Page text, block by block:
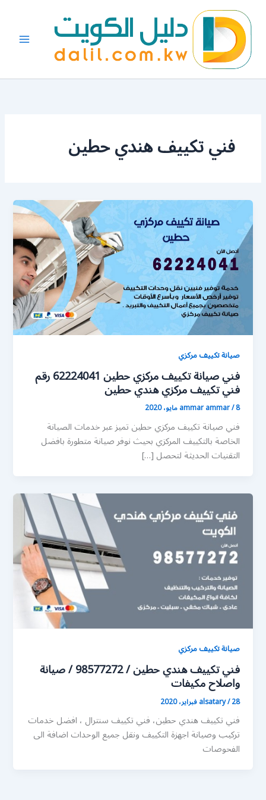
المحتوى
فني تكييف هندي حطين
صيانة تكييف مركزي
فني صيانة تكييف مركزي حطين 62224041 رقم
فني تكييف مركزي هندي حطين
ammar ammar/8 مايو، 2020
فني صيانة تكييف مركزي حطين تميز عبر خدمات الصيانة
الخاصة بالتكييف المركزي بحيث نوفر صيانة متطورة بافضل
التقنيات الحديثة لتحصل […]
صيانة تكييف مركزي
فني تكييف هندي حطين / 98577272 / صيانة
واصلاح مكيفات
alsatary/28 فبراير، 2020
فني تكييف هندي حطين، فني تكييف سنترال ، افضل خدمات
تركيب وصيانة اجهزة التكييف ونقل جميع الوحدات اضافة الى
الفحوصات